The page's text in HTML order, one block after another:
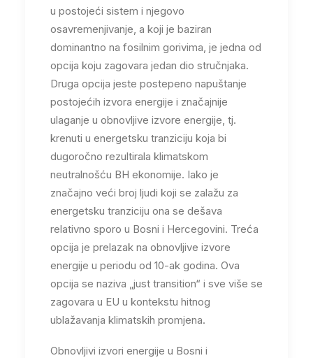
u postojeći sistem i njegovo
osavremenjivanje, a koji je baziran
dominantno na fosilnim gorivima, je jedna od
opcija koju zagovara jedan dio stručnjaka.
Druga opcija jeste postepeno napuštanje
postojećih izvora energije i značajnije
ulaganje u obnovljive izvore energije, tj.
krenuti u energetsku tranziciju koja bi
dugoročno rezultirala klimatskom
neutralnošću BH ekonomije. Iako je
značajno veći broj ljudi koji se zalažu za
energetsku tranziciju ona se dešava
relativno sporo u Bosni i Hercegovini. Treća
opcija je prelazak na obnovljive izvore
energije u periodu od 10-ak godina. Ova
opcija se naziva „just transition“ i sve više se
zagovara u EU u kontekstu hitnog
ublažavanja klimatskih promjena.
Obnovljivi izvori energije u Bosni i